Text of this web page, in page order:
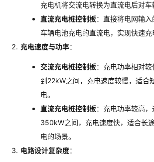
充电机将交流电转换为直流电后对
直流充电桩控制板：直接将电网输
车辆电池充电的直流电，实现快速充
充电速度与功率：
交流充电桩控制板：充电功率相对
到22kW之间，充电速度较慢，适合
电。
直流充电桩控制板：充电功率较高
350kW之间，充电速度快，适合长
电的场景。
电路设计复杂度：